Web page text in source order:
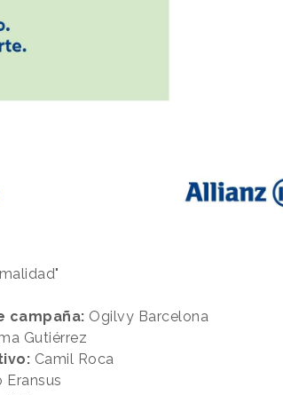
campaña: Ogilvy Barcelona
Gutiérrez
Camil Roca
Eransus